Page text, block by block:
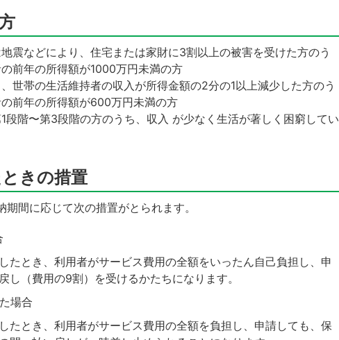
震などにより、住宅または家財に3割以上の被害を受けた方のう
前年の所得額が1000万円未満の方
世帯の生活維持者の収入が所得金額の2分の1以上減少した方のう
前年の所得額が600万円未満の方
段階〜第3段階の方のうち、収入 が少なく生活が著しく困窮してい
きの措置
間に応じて次の措置がとられます。
たとき、利用者がサービス費用の全額をいったん自己負担し、申
し（費用の9割）を受けるかたちになります。
場合
たとき、利用者がサービス費用の全額を負担し、申請しても、保